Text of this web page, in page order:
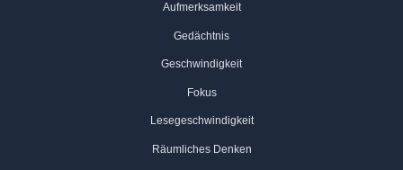
Aufmerksamkeit
Gedächtnis
Geschwindigkeit
Fokus
Lesegeschwindigkeit
Räumliches Denken